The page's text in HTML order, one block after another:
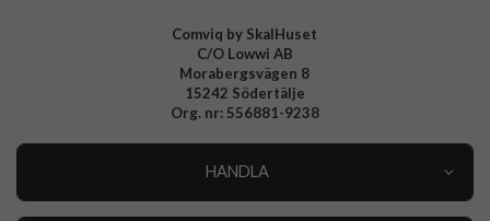
Comviq by SkalHuset
C/O Lowwi AB
Morabergsvägen 8
15242 Södertälje
Org. nr: 556881-9238
HANDLA